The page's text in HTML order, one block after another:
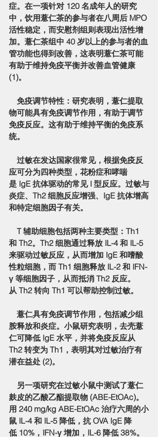
症。在一项针对 120 名成年人的研究
中，饮用薏仁茶的参与者在八周后 MPO
活性稳定，而安慰剂组则表现出活性增
加。薏仁茶组中 40 岁以上的参与者的血
管功能也得到改善，这表明薏仁茶可能
有助于维持免疫平衡并改善血管健康
(1)。
免疫调节特性 ：研究表明，薏仁提取
物可能具有免疫调节作用，有助于调节
免疫反应。这有助于维持平衡的免疫系
统。
过敏在发达国家很常见，根据免疫反
应可分为四种类型，花粉症和哮喘
是 IgE 抗体驱动的常见 I 型反应。过敏与
炎症、Th2 细胞反应增强、IgE 抗体增高
和特定细胞因子有关。
T 辅助细胞包括两种主要类型：Th1
和 Th2。Th2 细胞通过释放 IL-4 和 IL-5
来驱动过敏反应，从而增加 IgE 和嗜酸
性粒细胞，而 Th1 细胞释放 IL-2 和 IFN-
γ 等细胞因子，从而抵消 Th2 反应。
从 Th2 转向 Th1 可以帮助控制过敏。
薏仁具有免疫调节作用，包括减少组
胺释放和炎症。小鼠研究表明，去壳薏
仁可降低 IgE 水平，并将免疫反应从
Th2 转变为 Th1，表明其对过敏治疗有
潜在益处 (2)。
另一项研究在过敏小鼠中测试了薏仁
麸皮的乙酸乙酯提取物 (ABE-EtOAc)。
用 240 mg/kg ABE-EtOAc 治疗六周的小
鼠 IL-4 和 IL-5 降低，抗 OVA IgE 降
低 10%，IFN-γ 增加，IL-6 降低 38%。